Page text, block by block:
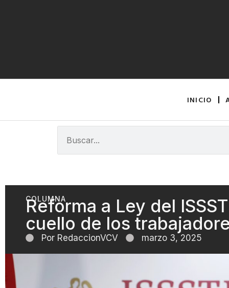
INICIO
COLUMNA
Reforma a Ley del
cuello de los
Por RedaccionVCV marzo 3, 2025